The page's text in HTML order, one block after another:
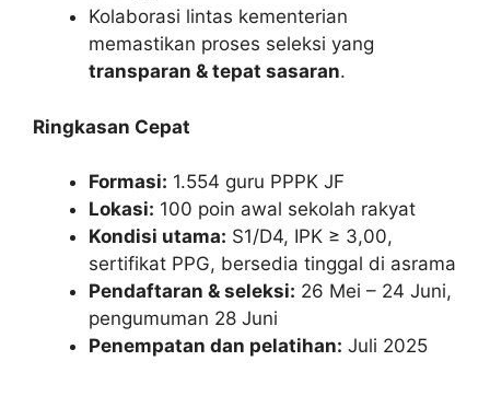
Kolaborasi lintas kementerian
memastikan proses seleksi yang
transparan & tepat sasaran.
Ringkasan Cepat
Formasi: 1.554 guru PPPK JF
Lokasi: 100 poin awal sekolah rakyat
Kondisi utama: S1/D4, IPK ≥ 3,00,
sertifikat PPG, bersedia tinggal di asrama
Pendaftaran & seleksi: 26 Mei – 24 Juni,
pengumuman 28 Juni
Penempatan dan pelatihan: Juli 2025